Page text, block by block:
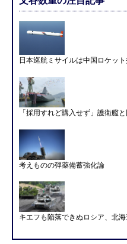
日本巡航ミサイルは中国ロケッ
「採用すれど購入せず」護衛艦
考えものの弾薬備蓄強化論
キエフも陥落できぬロシア、北